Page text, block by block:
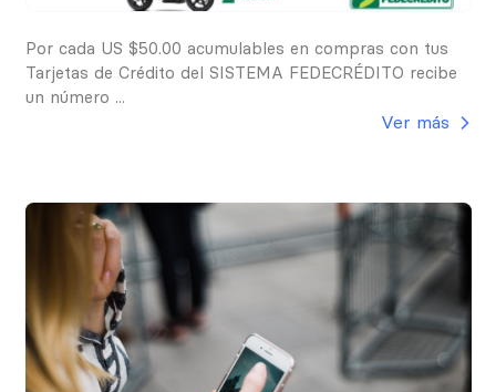
Por cada US $50.00 acumulables en compras con tus
Tarjetas de Crédito del SISTEMA FEDECRÉDITO recibe
un número ...
Ver más